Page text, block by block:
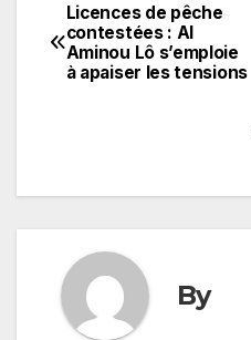
Navigation
de
Licences de pêche
contestées : Al
Aminou Lô s’emploie
à apaiser les tensions
By